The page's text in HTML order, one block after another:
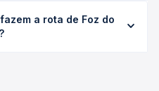
desejada.
R$ 463,21 e varia
o tipo de poltrona
a rota de Foz do